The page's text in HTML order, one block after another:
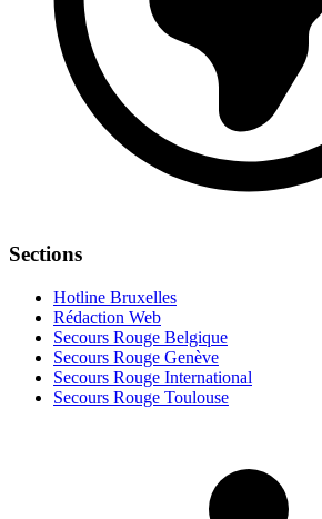
Sections
Hotline Bruxelles
Rédaction Web
Secours Rouge Belgique
Secours Rouge Genève
Secours Rouge International
Secours Rouge Toulouse